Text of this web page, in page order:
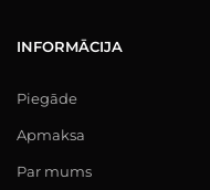
INFORMĀCIJA
Piegāde
Apmaksa
Par mums